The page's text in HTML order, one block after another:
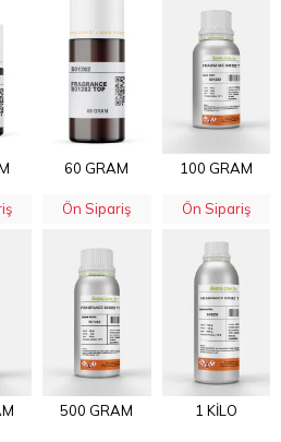
60 GRAM 100 GRAM
Ön Sipariş
500 GRAM
Ön Sipariş
1 KİLO